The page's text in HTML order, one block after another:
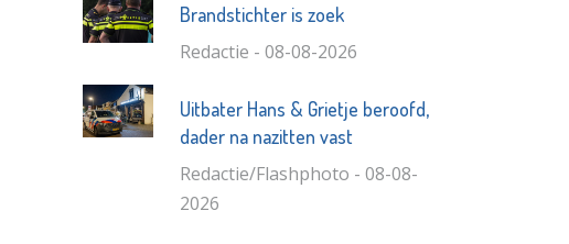
Brandstichter is zoek
Redactie - 08-08-2026
Uitbater Hans & Grietje beroofd,
dader na nazitten vast
Redactie/Flashphoto - 08-08-
2026